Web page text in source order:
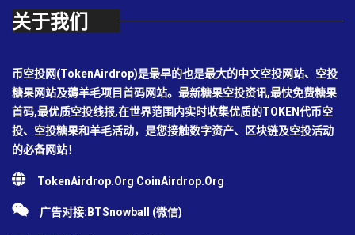
关于我们
币空投网(TokenAirdrop)是最早的也是最大的中文空投网站、空投
糖果网站及薅羊毛项目首码网站。最新糖果空投资讯,最快免费糖果
首码,最优质空投线报,在世界范围内实时收集优质的TOKEN代币空
投、空投糖果和羊毛活动，是您接触数字资产、区块链及空投活动
的必备网站！
TokenAirdrop.Org CoinAirdrop.Org
广告对接:BTSnowball (微信)